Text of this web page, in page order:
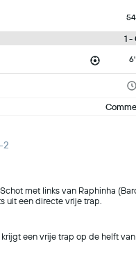
1 -
6'
2
met links van Raphinha
uit een directe vrije trap.
een vrije trap op de helft